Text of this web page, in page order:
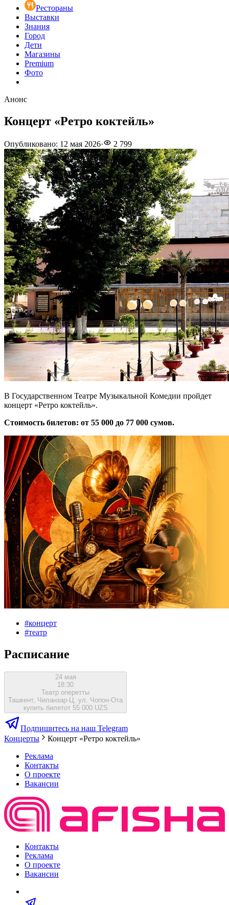
Рестораны
Выставки
Знания
Город
Дети
Магазины
Premium
Фото
Анонс
Концерт «Ретро коктейль»
Опубликовано: 12 мая 2026· 2 799
В Государственном Театре Музыкальной Комедии пройдет
концерт «Ретро коктейль».
Стоимость билетов: от 55 000 до 77 000 сумов.
#концерт
#театр
Расписание
24 мая
18:30
Театр оперетты
Ташкент, Чиланзар-Ц, ул. Чопон-Ота
купить билетот 55 000 UZS
Подпишитесь на наш Telegram
Концерты
Концерт «Ретро коктейль»
Реклама
Контакты
О проекте
Вакансии
Контакты
Реклама
О проекте
Вакансии